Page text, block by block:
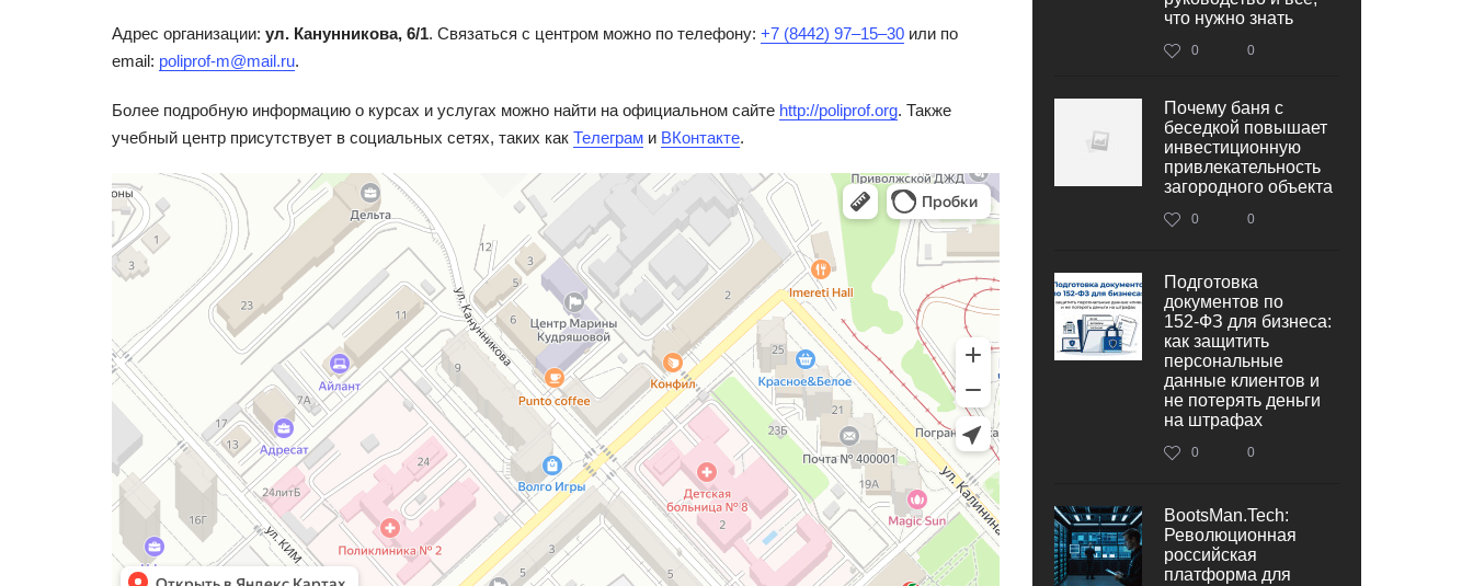
Адрес организации: ул. Канунникова, 6/1. Связаться с центром можно по телефону: +7 (8442) 97‒15‒30 или по
email: poliprof-m@mail.ru.
Более подробную информацию о курсах и услугах можно найти на официальном сайте http://poliprof.org. Также
учебный центр присутствует в социальных сетях, таких как Телеграм и ВКонтакте.
что нужно знать
0 0
Почему баня с
беседкой повышает
инвестиционную
привлекательность
загородного объекта
0 0
Подготовка
документов по
152‑ФЗ для бизнеса:
как защитить
персональные
данные клиентов и
не потерять деньги
на штрафах
0 0
BootsMan.Tech:
Революционная
российская
платформа для